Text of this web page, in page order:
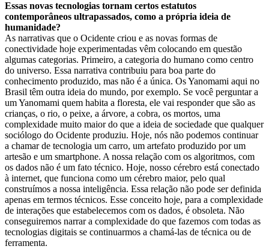
Essas novas tecnologias tornam certos estatutos
contemporâneos ultrapassados, como a própria ideia de
humanidade?
As narrativas que o Ocidente criou e as novas formas de
conectividade hoje experimentadas vêm colocando em questão
algumas categorias. Primeiro, a categoria do humano como centro
do universo. Essa narrativa contribuiu para boa parte do
conhecimento produzido, mas não é a única. Os Yanomami aqui no
Brasil têm outra ideia do mundo, por exemplo. Se você perguntar a
um Yanomami quem habita a floresta, ele vai responder que são as
crianças, o rio, o peixe, a árvore, a cobra, os mortos, uma
complexidade muito maior do que a ideia de sociedade que qualquer
sociólogo do Ocidente produziu. Hoje, nós não podemos continuar
a chamar de tecnologia um carro, um artefato produzido por um
artesão e um smartphone. A nossa relação com os algoritmos, com
os dados não é um fato técnico. Hoje, nosso cérebro está conectado
à internet, que funciona como um cérebro maior, pelo qual
construímos a nossa inteligência. Essa relação não pode ser definida
apenas em termos técnicos. Esse conceito hoje, para a complexidade
de interações que estabelecemos com os dados, é obsoleta. Não
conseguiremos narrar a complexidade do que fazemos com todas as
tecnologias digitais se continuarmos a chamá-las de técnica ou de
ferramenta.